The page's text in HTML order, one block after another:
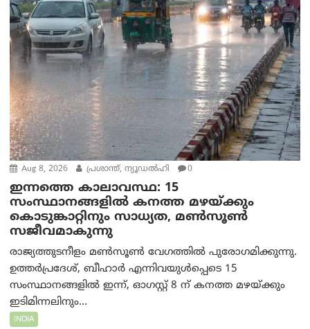
Aug 8, 2026 പ്രശാന്ത്, ന്യൂഡല്‍ഹി 0
ഇന്നത്തെ കാലാവസ്ഥ: 15
സംസ്ഥാനങ്ങളിൽ കനത്ത മഴയ്ക്കും
കൊടുങ്കാറ്റിനും സാധ്യത, മൺസൂൺ
സജീവമാകുന്നു
രാജ്യത്തുടനീളം മൺസൂൺ വേഗത്തിൽ പുരോഗമിക്കുന്നു.
ഉത്തർപ്രദേശ്, ബീഹാർ എന്നിവയുൾപ്പെടെ 15
സംസ്ഥാനങ്ങളിൽ ഇന്ന്, ഓഗസ്റ്റ് 8 ന് കനത്ത മഴയ്ക്കും
ഇടിമിന്നലിനും...
INDIA